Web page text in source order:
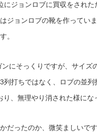
ジョンロブに買収をされ
ジョンロブの靴を作ってい
。
にそっくりですが、サイ
列打ちではなく、ロブの並
、無理やり消された様にな
だったのか、微笑ましいです